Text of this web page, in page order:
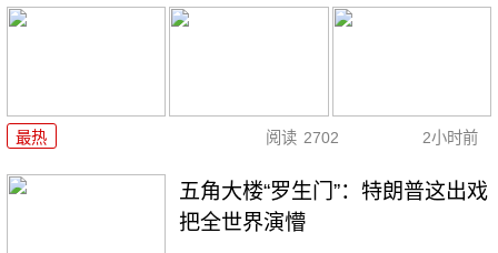
最热 阅读 2702 2小时前
五角大楼“罗生门”：特朗普这出戏
把全世界演懵